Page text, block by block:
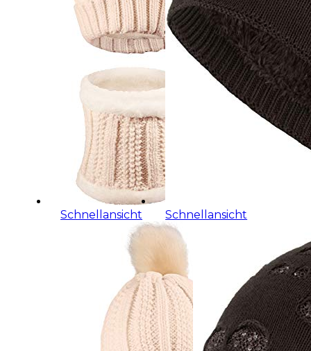
Schnellansicht Schnellansicht